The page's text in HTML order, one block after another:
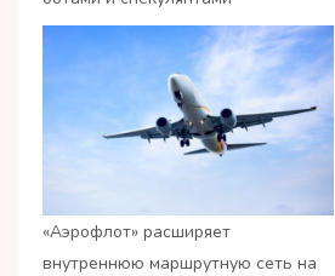
«Аэрофлот» расширяет
внутреннюю маршрутную сеть на